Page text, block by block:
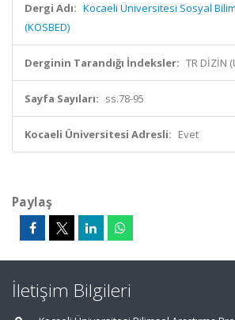
Dergi Adı: Kocaeli Üniversitesi Sosyal
(KOSBED)
Derginin Tarandığı İndeksler: TR DİZİN
Sayfa Sayıları: ss.78-95
Kocaeli Üniversitesi Adresli: Evet
Paylaş
İletişim Bilgileri